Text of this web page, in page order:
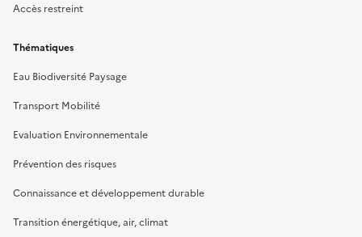
Accès restreint
Thématiques
Eau Biodiversité Paysage
Transport Mobilité
Evaluation Environnementale
Prévention des risques
Connaissance et développement durable
Transition énergétique, air, climat